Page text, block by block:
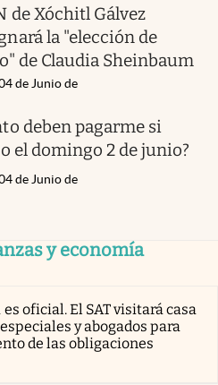
de Xóchitl Gálvez
la "elección de
de Claudia Sheinbaum
de Junio de
deben pagarme si
el domingo 2 de junio?
de Junio de
y economía
es oficial. El SAT visitará casa
y abogados para
de las obligaciones